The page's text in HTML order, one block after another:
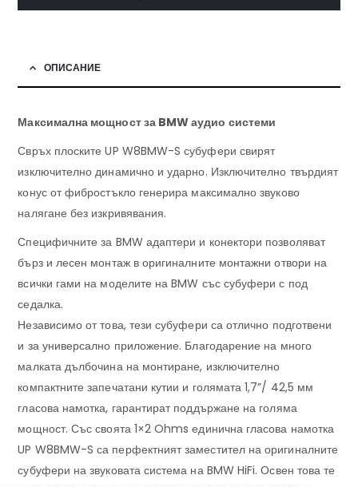
ОПИСАНИЕ
Максимална мощност за BMW аудио системи
Свръх плоските UP W8BMW-S субуфери свирят
изключително динамично и ударно. Изключително твърдият
конус от фибростъкло генерира максимално звуково
налягане без изкривявания.
Специфичните за BMW адаптери и конектори позволяват
бърз и лесен монтаж в оригиналните монтажни отвори на
всички гами на моделите на BMW със субуфери с под
седалка.
Независимо от това, тези субуфери са отлично подготвени
и за универсално приложение. Благодарение на много
малката дълбочина на монтиране, изключително
компактните запечатани кутии и голямата 1,7”/ 42,5 мм
гласова намотка, гарантират поддържане на голяма
мощност. Със своята 1×2 Ohms единична гласова намотка
UP W8BMW-S са перфектният заместител на оригиналните
субуфери на звуковата система на BMW HiFi. Освен това те